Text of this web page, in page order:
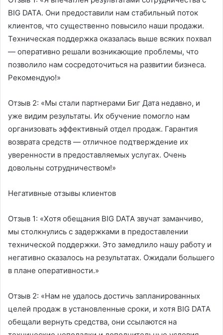
BIG DATA. Они предоставили нам стабильный поток
клиентов, что существенно повысило наши продажи.
Техническая поддержка оказалась выше всяких похвал
— оперативно решали возникающие проблемы, что
позволило нам сосредоточиться на развитии бизнеса.
Рекомендую!»
Отзыв 2: «Мы стали партнерами Биг Дата недавно, и
уже видим результаты. Их обучение помогло нам
организовать эффективный отдел продаж. Гарантия
возврата средств — отличное подтверждение их
уверенности в предоставляемых услугах. Очень
довольны сотрудничеством!»
Негативные отзывы клиентов
Отзыв 1: «Хотя обещания BIG DATA звучат заманчиво,
мы столкнулись с задержками в предоставлении
технической поддержки. Это замедлило нашу работу и
негативно сказалось на результатах. Ожидали большего
в плане оперативности.»
Отзыв 2: «Нам не удалось достичь запланированных
целей продаж в установленные сроки, и хотя BIG DATA
обещали вернуть средства, они ссылаются на